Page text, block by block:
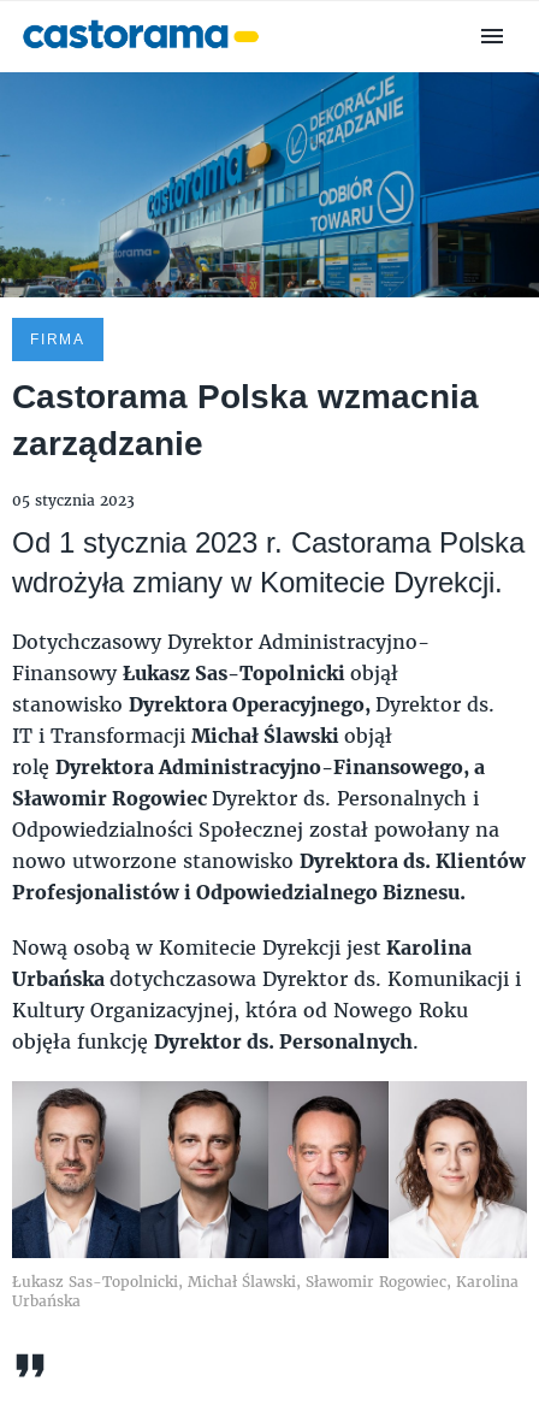
FIRMA
Castorama Polska wzmacnia
zarządzanie
05 stycznia 2023
Od 1 stycznia 2023 r. Castorama Polska
wdrożyła zmiany w Komitecie Dyrekcji.
Dotychczasowy Dyrektor Administracyjno-
FinansowyŁukasz Sas-Topolnicki objął
stanowisko Dyrektora Operacyjnego,Dyrektor ds.
IT i Transformacji Michał Ślawski objął
rolę Dyrektora Administracyjno-Finansowego, a
Sławomir RogowiecDyrektor ds. Personalnych i
Odpowiedzialności Społecznej został powołany na
nowo utworzone stanowisko Dyrektora ds. Klientów
Profesjonalistów i Odpowiedzialnego Biznesu.
Nową osobą w Komitecie Dyrekcji jest Karolina
Urbańska dotychczasowa Dyrektor ds. Komunikacji i
Kultury Organizacyjnej, która od Nowego Roku
objęła funkcję Dyrektor ds. Personalnych.
Łukasz Sas-Topolnicki, Michał Ślawski, Sławomir Rogowiec, Karolina
Urbańska